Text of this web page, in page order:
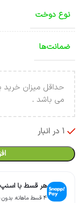
نوع دوخت
ضمانت‌ها
می باشد .
1 در انبار
هر قسط با
۴ قسط ماهانه. بدون سود، چک و ضامن.